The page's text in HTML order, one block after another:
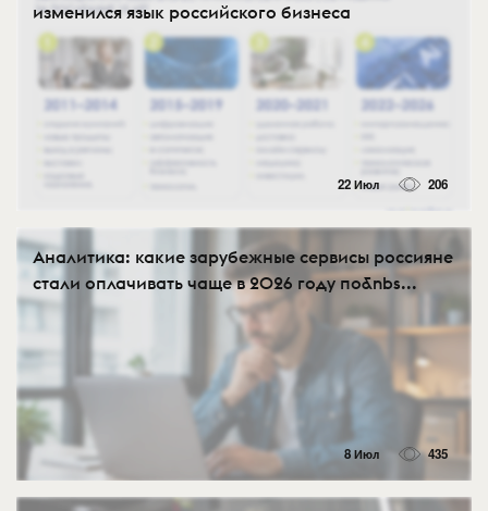
изменился язык российского бизнеса
22 Июл 206
Аналитика: какие зарубежные сервисы россияне
стали оплачивать чаще в 2026 году по&nbs...
8 Июл 435